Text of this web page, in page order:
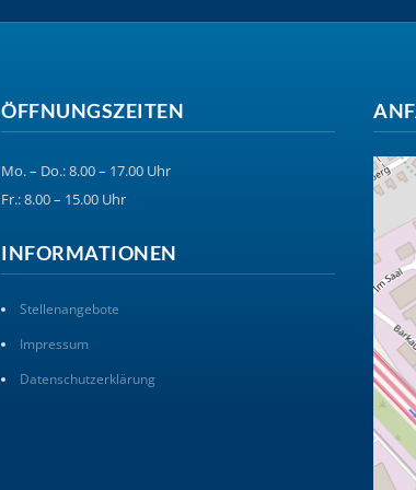
ÖFFNUNGSZEITEN
Mo. – Do.: 8.00 – 17.00 Uhr
Fr.: 8.00 – 15.00 Uhr
INFORMATIONEN
Stellenangebote
Impressum
Datenschutzerklärung